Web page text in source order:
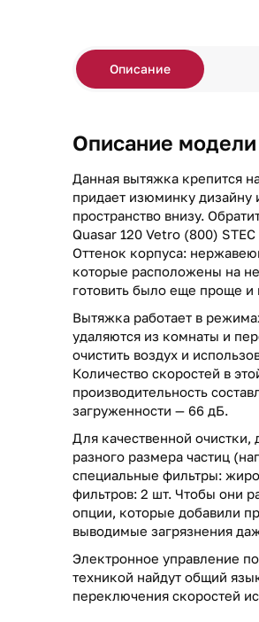
Описание
Описание модели
Данная вытяжка крепится
придает изюминку дизайну
пространство внизу.
Quasar 120 Vetro (800)
Оттенок корпуса:
которые расположены на
готовить было еще проще и
Вытяжка работает в
удаляются из комнаты и
очистить воздух и
Количество скоростей в
производительность
загруженности — 66 дБ.
Для качественной очистки,
разного размера частиц
специальные фильтры:
фильтров: 2 шт. Чтобы они
опции, которые добавили
выводимые загрязнения
Электронное управление
техникой найдут общий
переключения скоростей